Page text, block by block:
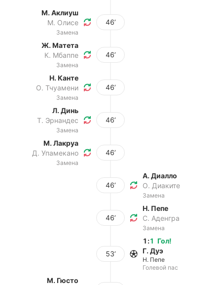
М. Аклиуш
М. Олисе
Замена
46’
Ж. Матета
К. Мбаппе
Замена
46’
Н. Канте
О. Тчуамени
Замена
46’
Л. Динь
Т. Эрнандес
Замена
46’
М. Лакруа
Д. Упамекано
Замена
46’
46’
А. Диалло
О. Диаките
Замена
46’
Н. Пепе
С. Аденгра
Замена
53’
Гол!
1 :1
Г. Дуэ
Н. Пепе
Голевой пас
М. Гюсто